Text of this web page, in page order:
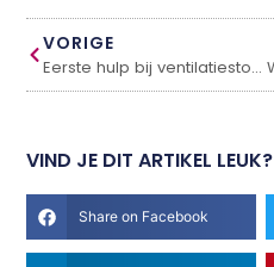
VORIGE
Eerste hulp bij ventilatiestoring: Oorzaken en oplossingen
VIND JE DIT ARTIKEL LEUK?
Share on Facebook